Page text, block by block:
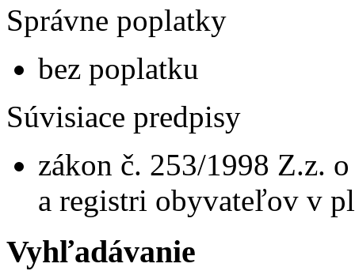
Správne poplatky
bez poplatku
Súvisiace predpisy
zákon č. 253/1998 Z.z.
a registri obyvateľov v
Vyhľadávanie